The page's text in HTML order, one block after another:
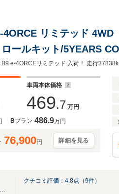
4ORCE リミテッド
ロールキット/5YEARS
車両本体価格
469.7 万円
Bプラン 486.9万円
76,900円 詳細を見る
展示車は１００台以上！４ＷＤを豊富に取り揃えております◎
クチコミ評価： 4.8点（9件）